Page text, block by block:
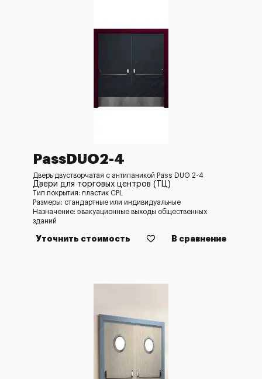
PassDUO2-4
Дверь двустворчатая с антипаникой Pass DUO 2-4
Двери для торговых центров (ТЦ)
Тип покрытия: пластик CPL
Размеры: стандартные или индивидуальные
Назначение: эвакуационные выходы общественных
зданий
Уточнить стоимость В сравнение